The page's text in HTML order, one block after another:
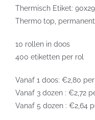
Thermisch Etiket:
Thermo top,
10 rollen in doos
400 etiketten per rol
Vanaf 1 doos: €2,80 per
Vanaf 3 dozen : €2,72
Vanaf 5 dozen : €2,64